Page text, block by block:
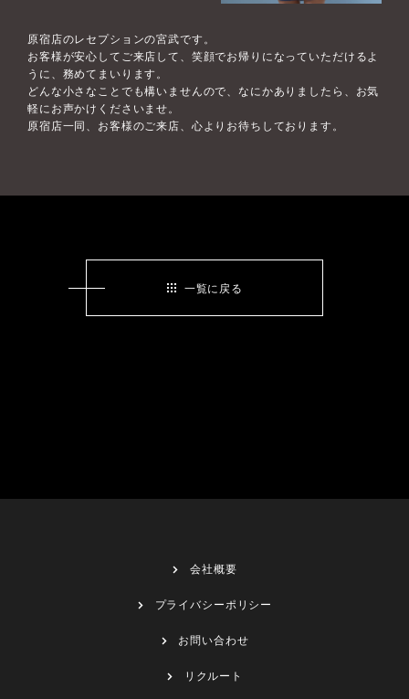
原宿店のレセプションの宮武です。
お客様が安心してご来店して、笑顔でお帰りになっていただけるよ
うに、務めてまいります。
どんな小さなことでも構いませんので、なにかありましたら、お気
軽にお声かけくださいませ。
原宿店一同、お客様のご来店、心よりお待ちしております。
一覧に戻る
会社概要
プライバシーポリシー
お問い合わせ
リクルート